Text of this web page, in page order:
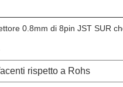
0.8mm di 8pin JST SUR
rispetto a Rohs